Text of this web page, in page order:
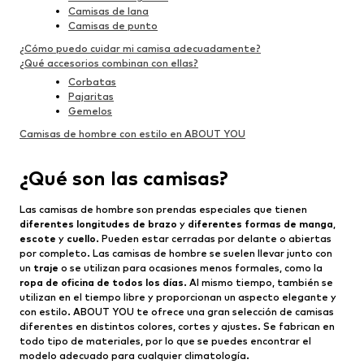
Camisas de lana
Camisas de punto
¿Cómo puedo cuidar mi camisa adecuadamente?
¿Qué accesorios combinan con ellas?
Corbatas
Pajaritas
Gemelos
Camisas de hombre con estilo en ABOUT YOU
¿Qué son las camisas?
Las camisas de hombre son prendas especiales que tienen
diferentes longitudes de brazo y diferentes formas de manga,
escote y cuello. Pueden estar cerradas por delante o abiertas
por completo. Las camisas de hombre se suelen llevar junto con
un traje o se utilizan para ocasiones menos formales, como la
ropa de oficina de todos los días. Al mismo tiempo, también se
utilizan en el tiempo libre y proporcionan un aspecto elegante y
con estilo. ABOUT YOU te ofrece una gran selección de camisas
diferentes en distintos colores, cortes y ajustes. Se fabrican en
todo tipo de materiales, por lo que se puedes encontrar el
modelo adecuado para cualquier climatología.